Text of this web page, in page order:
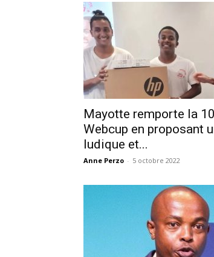
Mayotte remporte la
Webcup en proposant
ludique et...
Anne Perzo - 5 octobre 2022